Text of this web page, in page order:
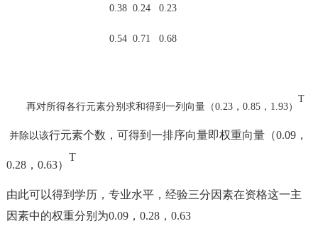
0.38 0.24 0.23
0.54 0.71 0.68
再对所得各行元素分别求和得到一列向量（0.23，0.85，1.93）
T
并除以该行元素个数，可得到一排序向量即权重向量（0.09，
0.28，0.63）
T
由此可以得到学历，专业水平，经验三分因素在资格这一主
因素中的权重分别为0.09，0.28，0.63